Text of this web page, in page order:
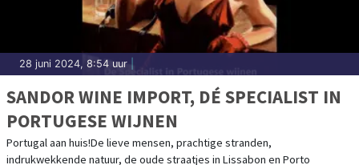
28 juni 2024, 8:54 uur
SANDOR WINE IMPORT, DÉ SPECIALIST IN
PORTUGESE WIJNEN
Portugal aan huis!De lieve mensen, prachtige stranden,
indrukwekkende natuur, de oude straatjes in Lissabon en Porto